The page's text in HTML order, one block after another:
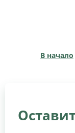
В начало